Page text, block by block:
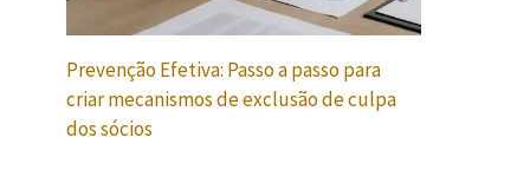
Prevenção Efetiva: Passo a passo para
criar mecanismos de exclusão de culpa
dos sócios